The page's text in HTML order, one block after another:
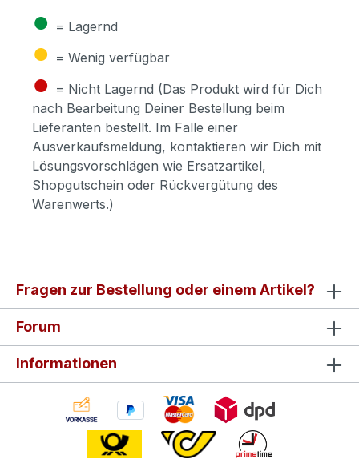
● = Lagernd
● = Wenig verfügbar
● = Nicht Lagernd (Das Produkt wird für Dich
nach Bearbeitung Deiner Bestellung beim
Lieferanten bestellt. Im Falle einer
Ausverkaufsmeldung, kontaktieren wir Dich mit
Lösungsvorschlägen wie Ersatzartikel,
Shopgutschein oder Rückvergütung des
Warenwerts.)
Fragen zur Bestellung oder einem Artikel?
Forum
Informationen